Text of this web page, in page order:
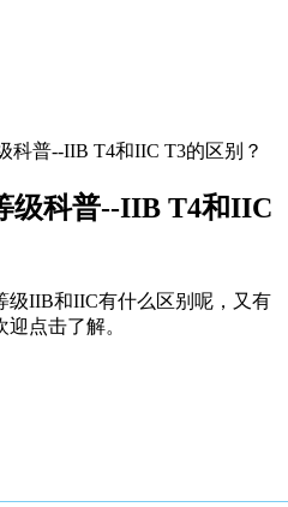
级科普--IIB T4和IIC
级IIB和IIC有什么区别呢，又有
点击了解。